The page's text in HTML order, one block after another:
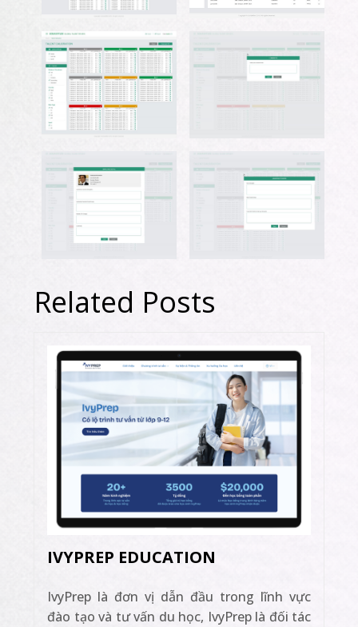
Related Posts
IVYPREP EDUCATION
IvyPrep là đơn vị dẫn đầu trong lĩnh vực
đào tạo và tư vấn du học, IvyPrep là đối tác